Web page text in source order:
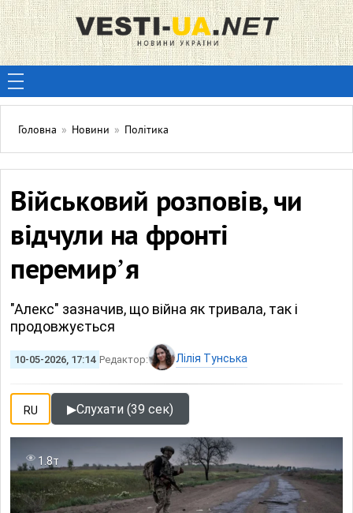
Головна » Новини » Політика
Військовий розповів, чи
відчули на фронті
перемирʼя
"Алекс" зазначив, що війна як тривала, так і
продовжується
10-05-2026, 17:14 Редактор: Лілія Тунська
RU ▶Слухати (39 сек)
1.8т